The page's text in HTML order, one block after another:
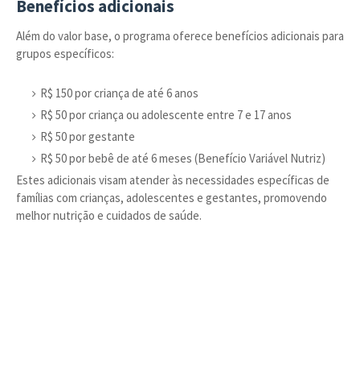
Benefícios adicionais
Além do valor base, o programa oferece benefícios adicionais para
grupos específicos:
R$ 150 por criança de até 6 anos
R$ 50 por criança ou adolescente entre 7 e 17 anos
R$ 50 por gestante
R$ 50 por bebê de até 6 meses (Benefício Variável Nutriz)
Estes adicionais visam atender às necessidades específicas de
famílias com crianças, adolescentes e gestantes, promovendo
melhor nutrição e cuidados de saúde.